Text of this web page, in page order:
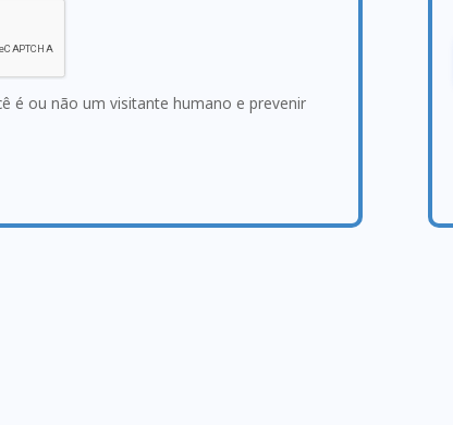
é ou não um visitante humano e prevenir